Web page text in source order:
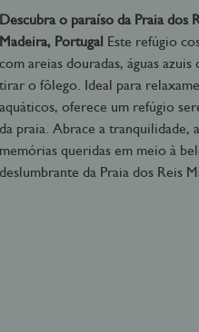
Descubra o paraíso da Praia dos
Madeira, Portugal Este refúgio
com areias douradas, águas azuis
tirar o fôlego. Ideal para
aquáticos, oferece um refúgio
da praia. Abrace a tranquilidade,
memórias queridas em meio à
deslumbrante da Praia dos Reis